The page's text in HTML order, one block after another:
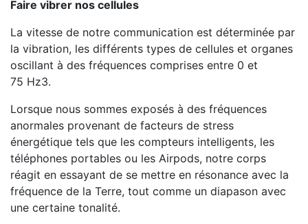
Faire vibrer nos cellules
La vitesse de notre communication est déterminée par
la vibration, les différents types de cellules et organes
oscillant à des fréquences comprises entre 0 et
75 Hz3.
Lorsque nous sommes exposés à des fréquences
anormales provenant de facteurs de stress
énergétique tels que les compteurs intelligents, les
téléphones portables ou les Airpods, notre corps
réagit en essayant de se mettre en résonance avec la
fréquence de la Terre, tout comme un diapason avec
une certaine tonalité.